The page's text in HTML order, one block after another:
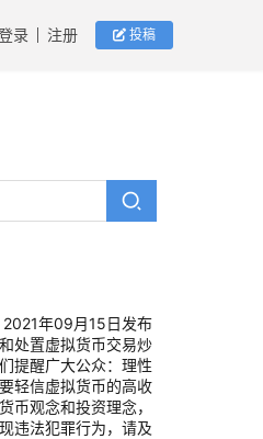
录 注册 投稿
年09月15日发布
处置虚拟货币交易炒
提醒广大公众：理性
轻信虚拟货币的高收
币观念和投资理念，
违法犯罪行为，请及